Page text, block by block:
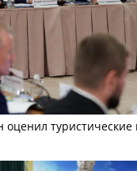
туристические